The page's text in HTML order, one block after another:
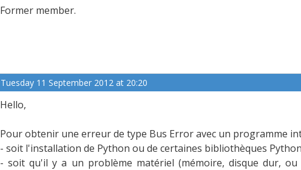
Former member.
Tuesday 11 September 2012 at 20:20
Hello,
Pour obtenir une erreur de type Bus Error avec un programme
- soit l'installation de Python ou de certaines bibliothèques
- soit qu'il y a un problème matériel (mémoire, disque dur, ou